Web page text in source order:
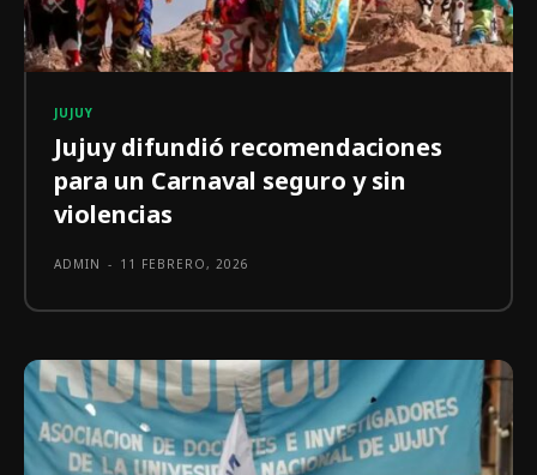
JUJUY
Jujuy difundió recomendaciones
para un Carnaval seguro y sin
violencias
ADMIN - 11 FEBRERO, 2026